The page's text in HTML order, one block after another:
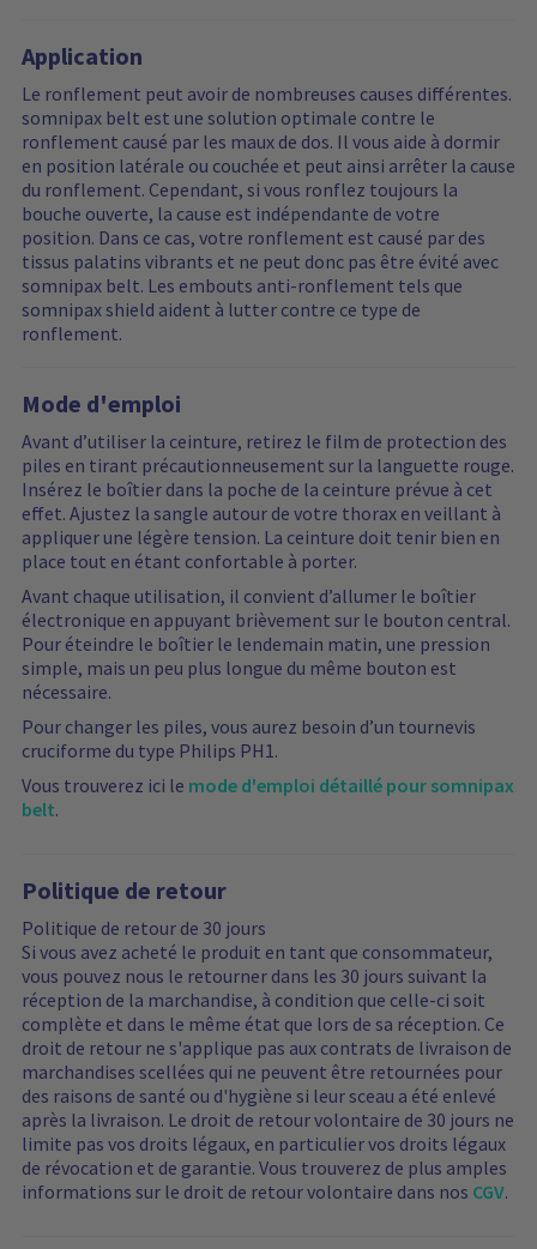
Application
Le ronflement peut avoir de nombreuses causes différentes.
somnipax belt est une solution optimale contre le
ronflement causé par les maux de dos. Il vous aide à dormir
en position latérale ou couchée et peut ainsi arrêter la cause
du ronflement. Cependant, si vous ronflez toujours la
bouche ouverte, la cause est indépendante de votre
position. Dans ce cas, votre ronflement est causé par des
tissus palatins vibrants et ne peut donc pas être évité avec
somnipax belt. Les embouts anti-ronflement tels que
somnipax shield aident à lutter contre ce type de
ronflement.
Mode d'emploi
Avant d’utiliser la ceinture, retirez le film de protection des
piles en tirant précautionneusement sur la languette rouge.
Insérez le boîtier dans la poche de la ceinture prévue à cet
effet. Ajustez la sangle autour de votre thorax en veillant à
appliquer une légère tension. La ceinture doit tenir bien en
place tout en étant confortable à porter.
Avant chaque utilisation, il convient d’allumer le boîtier
électronique en appuyant brièvement sur le bouton central.
Pour éteindre le boîtier le lendemain matin, une pression
simple, mais un peu plus longue du même bouton est
nécessaire.
Pour changer les piles, vous aurez besoin d’un tournevis
cruciforme du type Philips PH1.
Vous trouverez ici le mode d'emploi détaillé pour somnipax
belt.
Politique de retour
Politique de retour de 30 jours
Si vous avez acheté le produit en tant que consommateur,
vous pouvez nous le retourner dans les 30 jours suivant la
réception de la marchandise, à condition que celle-ci soit
complète et dans le même état que lors de sa réception. Ce
droit de retour ne s'applique pas aux contrats de livraison de
marchandises scellées qui ne peuvent être retournées pour
des raisons de santé ou d'hygiène si leur sceau a été enlevé
après la livraison. Le droit de retour volontaire de 30 jours ne
limite pas vos droits légaux, en particulier vos droits légaux
de révocation et de garantie. Vous trouverez de plus amples
informations sur le droit de retour volontaire dans nos CGV.